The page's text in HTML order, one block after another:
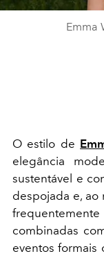
Emma
O estilo de
elegância
sustentável e
despojada e, ao
combinadas
eventos formais